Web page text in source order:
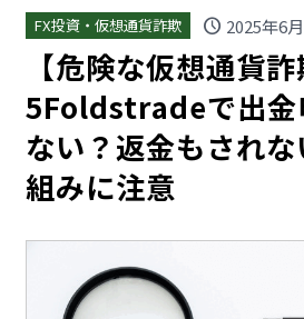
FX投資・仮想通貨詐欺 schedule 2025年6
【危険な仮想通貨詐
5Foldstradeで出金
ない？返金もされ
組みに注意